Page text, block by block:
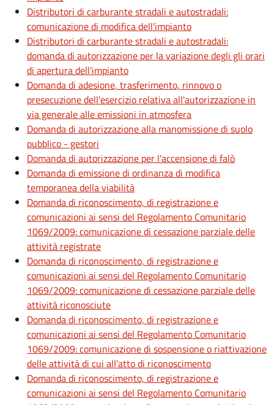
Distributori di carburante stradali e autostradali:
comunicazione di modifica dell'impianto
Distributori di carburante stradali e autostradali:
domanda di autorizzazione per la variazione degli gli orari
di apertura dell'impianto
Domanda di adesione, trasferimento, rinnovo o
presecuzione dell'esercizio relativa all'autorizzazione in
via generale alle emissioni in atmosfera
Domanda di autorizzazione alla manomissione di suolo
pubblico - gestori
Domanda di autorizzazione per l'accensione di falò
Domanda di emissione di ordinanza di modifica
temporanea della viabilità
Domanda di riconoscimento, di registrazione e
comunicazioni ai sensi del Regolamento Comunitario
1069/2009: comunicazione di cessazione parziale delle
attività registrate
Domanda di riconoscimento, di registrazione e
comunicazioni ai sensi del Regolamento Comunitario
1069/2009: comunicazione di cessazione parziale delle
attività riconosciute
Domanda di riconoscimento, di registrazione e
comunicazioni ai sensi del Regolamento Comunitario
1069/2009: comunicazione di sospensione o riattivazione
delle attività di cui all'atto di riconoscimento
Domanda di riconoscimento, di registrazione e
comunicazioni ai sensi del Regolamento Comunitario